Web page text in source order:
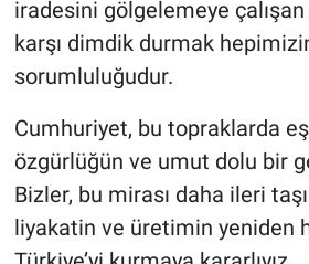
iradesini gölgelemeye çalışan
karşı dimdik durmak
sorumluluğudur.
Cumhuriyet, bu topraklarda
özgürlüğün ve umut dolu bir
Bizler, bu mirası daha ileri
liyakatin ve üretimin yeniden